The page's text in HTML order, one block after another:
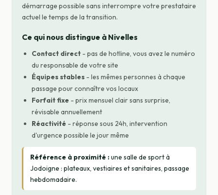
démarrage possible sans interrompre votre prestataire
actuel le temps de la transition.
Ce qui nous distingue à Nivelles
Contact direct - pas de hotline, vous avez le numéro
du responsable de votre site
Équipes stables - les mêmes personnes à chaque
passage pour connaître vos locaux
Forfait fixe - prix mensuel clair sans surprise,
révisable annuellement
Réactivité - réponse sous 24h, intervention
d'urgence possible le jour même
Référence à proximité :une salle de sport à
Jodoigne : plateaux, vestiaires et sanitaires, passage
hebdomadaire.